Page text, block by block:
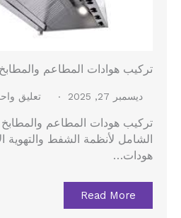
تركيب هوادات المطاعم والمطابخ
ديسمبر 27, 2025 تعليق
تركيب هودات المطاعم والمطابخ
الشامل لأنظمة الشفط والتهوية
هودات…
Read More